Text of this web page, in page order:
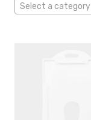
Select a category